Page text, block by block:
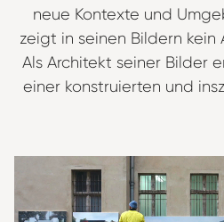
neue Kontexte und
zeigt in seinen Bildern
Als Architekt seiner Bilder
einer konstruierten und